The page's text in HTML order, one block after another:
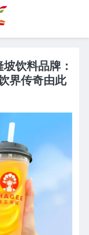
饮料品牌：
界传奇由此